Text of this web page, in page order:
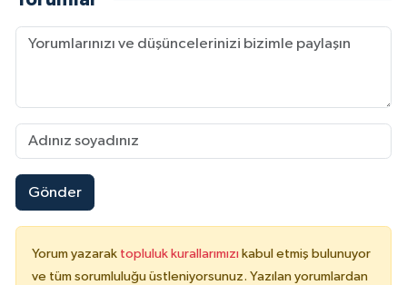
Gönder
Yorum yazarak topluluk kurallarımızı kabul etmiş bulunuyor
ve tüm sorumluluğu üstleniyorsunuz. Yazılan yorumlardan